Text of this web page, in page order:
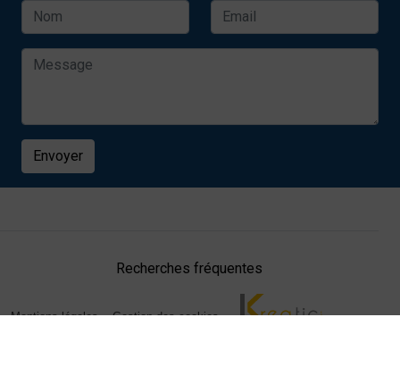
Envoyer
Recherches fréquentes
Mentions légales Gestion des cookies